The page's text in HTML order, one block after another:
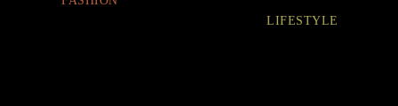
LIFESTYLE